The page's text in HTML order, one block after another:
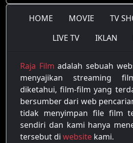
HOME MOVIE TV
LIVE TV
IKLAN
Raja Film adalah sebuah
menyajikan streaming
diketahui, film-film yang
bersumber dari web
tidak menyimpan file film
sendiri dan kami hanya
tersebut di website kami.